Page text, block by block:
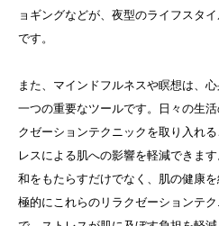
ョギングなどが、夜型のライフスタ
です。
また、マインドフルネスや瞑想は、
一つの重要なツールです。日々の生
クゼーションテクニックを取り入れ
レスによる肌への影響を軽減できま
和をもたらすだけでなく、肌の健康
極的にこれらのリラクゼーションテ